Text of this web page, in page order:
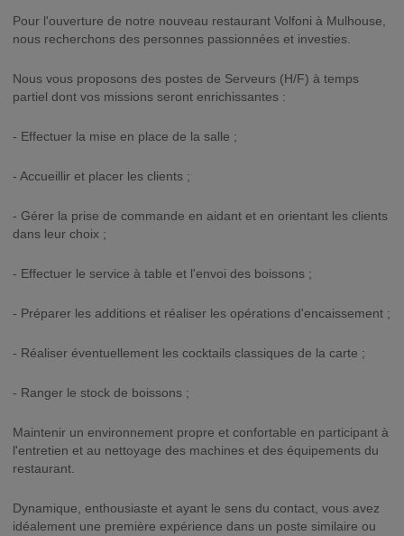
Pour l'ouverture de notre nouveau restaurant Volfoni à Mulhouse,
nous recherchons des personnes passionnées et investies.
Nous vous proposons des postes de Serveurs (H/F) à temps
partiel dont vos missions seront enrichissantes :
- Effectuer la mise en place de la salle ;
- Accueillir et placer les clients ;
- Gérer la prise de commande en aidant et en orientant les clients
dans leur choix ;
- Effectuer le service à table et l'envoi des boissons ;
- Préparer les additions et réaliser les opérations d'encaissement ;
- Réaliser éventuellement les cocktails classiques de la carte ;
- Ranger le stock de boissons ;
Maintenir un environnement propre et confortable en participant à
l'entretien et au nettoyage des machines et des équipements du
restaurant.
Dynamique, enthousiaste et ayant le sens du contact, vous avez
idéalement une première expérience dans un poste similaire ou